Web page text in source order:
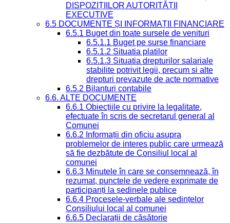
DISPOZIȚIILOR AUTORITĂȚII
EXECUTIVE
6.5 DOCUMENTE ȘI INFORMAȚII FINANCIARE
6.5.1 Buget din toate sursele de venituri
6.5.1.1 Buget pe surse financiare
6.5.1.2 Situatia platilor
6.5.1.3 Situatia drepturilor salariale
stabilite potrivit legii, precum si alte
drepturi prevazute de acte normative
6.5.2 Bilanturi contabile
6.6. ALTE DOCUMENTE
6.6.1 Obiecțiile cu privire la legalitate,
efectuate în scris de secretarul general al
Comunei
6.6.2 Informații din oficiu asupra
problemelor de interes public care urmează
să fie dezbătute de Consiliul local al
comunei
6.6.3 Minutele în care se consemnează, în
rezumat, punctele de vedere exprimate de
participanți la ședinele publice
6.6.4 Procesele-verbale ale ședințelor
Consiliului local al comunei
6.6.5 Declarații de căsătorie